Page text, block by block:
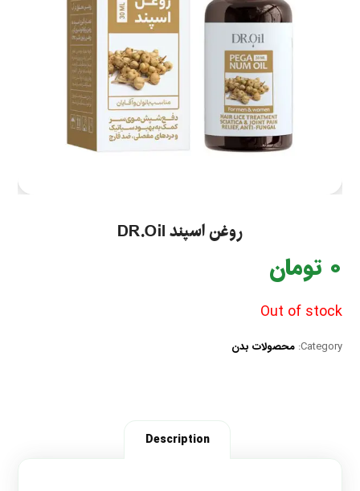
روغن اسپند DR.Oil
0 تومان
Out of stock
Category: محصولات بدن
Description